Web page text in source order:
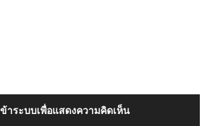
ข้าระบบเพื่อแสดงความคิดเห็น